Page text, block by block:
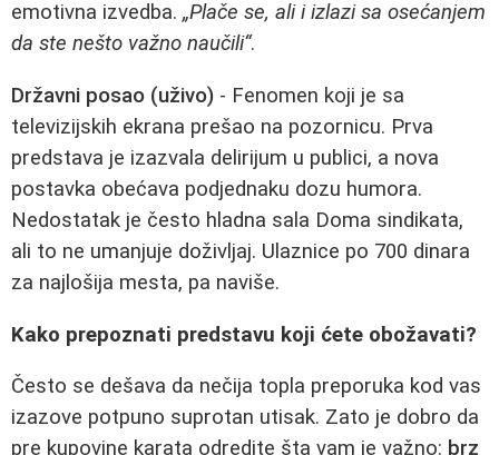
emotivna izvedba. „Plače se, ali i izlazi sa osećanjem
da ste nešto važno naučili“.
Državni posao (uživo) - Fenomen koji je sa
televizijskih ekrana prešao na pozornicu. Prva
predstava je izazvala delirijum u publici, a nova
postavka obećava podjednaku dozu humora.
Nedostatak je često hladna sala Doma sindikata,
ali to ne umanjuje doživljaj. Ulaznice po 700 dinara
za najlošija mesta, pa naviše.
Kako prepoznati predstavu koji ćete obožavati?
Često se dešava da nečija topla preporuka kod vas
izazove potpuno suprotan utisak. Zato je dobro da
pre kupovine karata odredite šta vam je važno: brz